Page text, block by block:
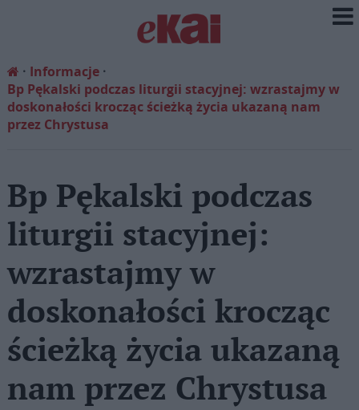
Informacje
Bp Pękalski podczas liturgii stacyjnej: wzrastajmy w
doskonałości krocząc ścieżką życia ukazaną nam
przez Chrystusa
Bp Pękalski podczas
liturgii stacyjnej:
wzrastajmy w
doskonałości krocząc
ścieżką życia ukazaną
nam przez Chrystusa